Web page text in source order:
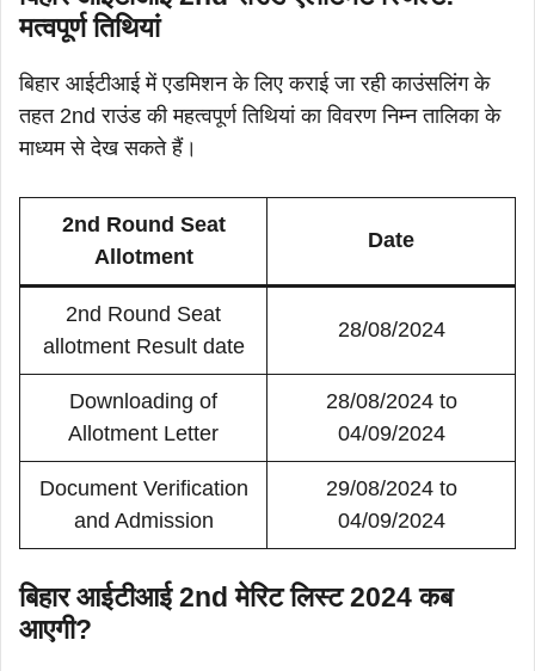
मत्वपूर्ण तिथियां
बिहार आईटीआई में एडमिशन के लिए कराई जा रही काउंसलिंग के
तहत 2nd राउंड की महत्वपूर्ण तिथियां का विवरण निम्न तालिका के
माध्यम से देख सकते हैं।
2nd Round Seat
Allotment
Date
2nd Round Seat
allotment Result date
28/08/2024
Downloading of
Allotment Letter
28/08/2024 to
04/09/2024
Document Verification
and Admission
29/08/2024 to
04/09/2024
बिहार आईटीआई 2nd मेरिट लिस्ट 2024 कब
आएगी?